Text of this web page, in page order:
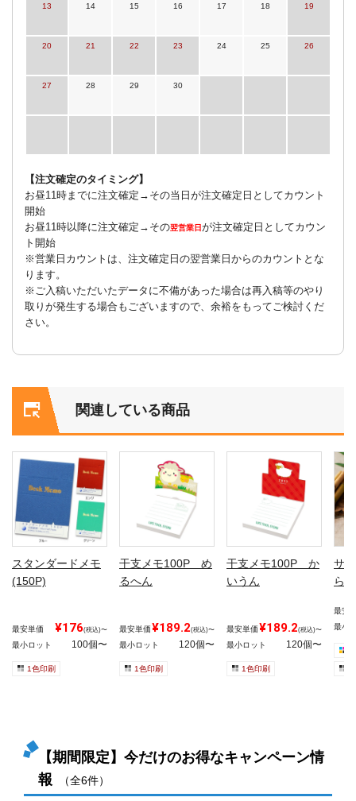
13 14 15 16 17 18 19
20 21 22 23 24 25 26
27 28 29 30
【注文確定のタイミング】
お昼11時までに注文確定→その当日が注文確定日としてカウント
開始
お昼11時以降に注文確定→その翌営業日が注文確定日としてカウン
ト開始
※営業日カウントは、注文確定日の翌営業日からのカウントとな
ります。
※ご入稿いただいたデータに不備があった場合は再入稿等のやり
取りが発生する場合もございますので、余裕をもってご検討くだ
さい。
関連している商品
スタンダードメモ
(150P)
最安単価 ¥176(税込)〜
最小ロット 100個〜
1色印刷
干支メモ100P め
るへん
最安単価¥189.2(税込)〜
最小ロット 120個〜
1色印刷
干支メモ100P か
いうん
最安単価¥189.2(税込)〜
最小ロット 120個〜
1色印刷
サ
ら
最安
最小
【期間限定】今だけのお得なキャンペーン情
報
（全6件）